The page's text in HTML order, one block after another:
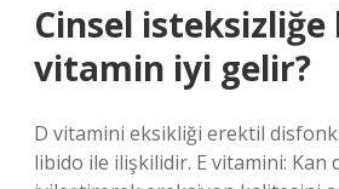
Cinsel isteksizliğe
vitamin iyi gelir?
D vitamini eksikliği erektil
libido ile ilişkilidir. E vitamini: Kan